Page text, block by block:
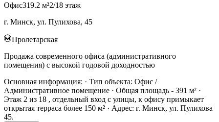
Офис319.2 м²2/18 этаж
г. Минск, ул. Пулихова, 45
Пролетарская
Продажа современного офиса (административного
помещения) с высокой годовой доходностью
Основная информация: · Тип объекта: Офис /
Административное помещение · Общая площадь - 391 м² ·
Этаж 2 из 18 , отдельный вход с улицы, к офису примыкает
открытая терраса более 150 м² · Адрес: г. Минск, ул. Пулихова
45.